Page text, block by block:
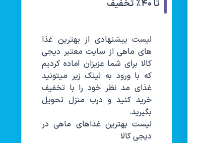
تا ۴۰٪ تخفیف
لیست پیشنهادی از بهترین غذا
های ماهی از سایت معتبر دیجی
کالا برای شما عزیزان آماده کردیم
که با ورود به لینک زیر میتونید
غذای مد نظر خود را با تخفیف
خرید کنید و درب منزل تحویل
بگیرید.
لیست بهترین غذاهای ماهی در
دیجی کالا